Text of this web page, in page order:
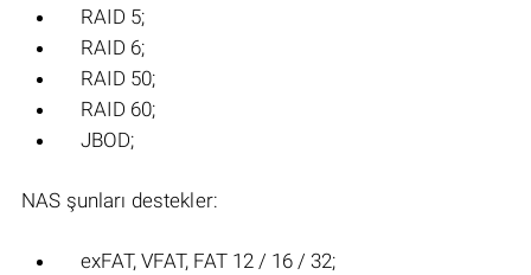
RAID 5;
RAID 6;
RAID 50;
RAID 60;
JBOD;
NAS şunları destekler:
exFAT, VFAT, FAT 12 / 16 / 32;